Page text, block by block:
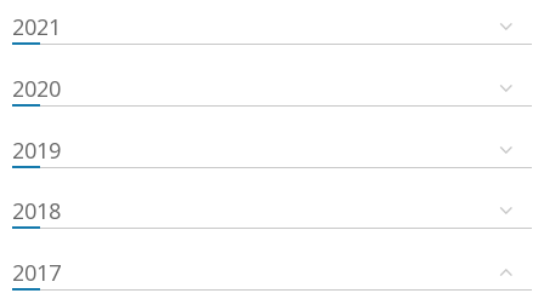
2021
2020
2019
2018
2017